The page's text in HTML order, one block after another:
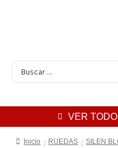
VER
Inicio RUEDAS SILEN